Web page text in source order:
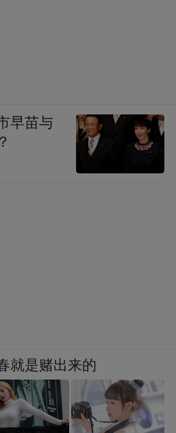
早苗与
就是赌出来的